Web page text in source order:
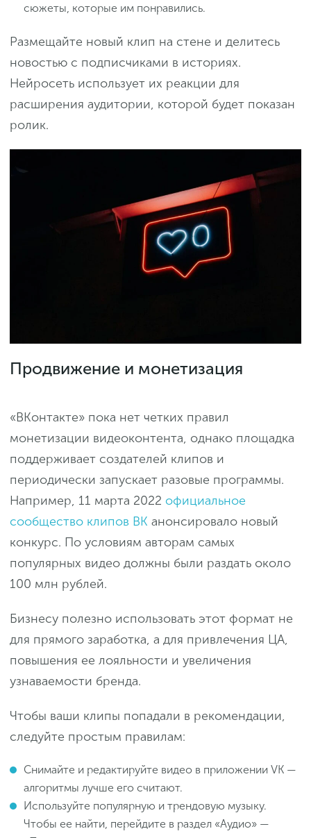
сюжеты, которые им понравились.
Размещайте новый клип на стене и делитесь
новостью с подписчиками в историях.
Нейросеть использует их реакции для
расширения аудитории, которой будет показан
ролик.
Продвижение и монетизация
«ВКонтакте» пока нет четких правил
монетизации видеоконтента, однако площадка
поддерживает создателей клипов и
периодически запускает разовые программы.
Например, 11 марта 2022 официальное
сообщество клипов ВК анонсировало новый
конкурс. По условиям авторам самых
популярных видео должны были раздать около
100 млн рублей.
Бизнесу полезно использовать этот формат не
для прямого заработка, а для привлечения ЦА,
повышения ее лояльности и увеличения
узнаваемости бренда.
Чтобы ваши клипы попадали в рекомендации,
следуйте простым правилам:
Снимайте и редактируйте видео в приложении VK —
алгоритмы лучше его считают.
Используйте популярную и трендовую музыку.
Чтобы ее найти, перейдите в раздел «Аудио» —